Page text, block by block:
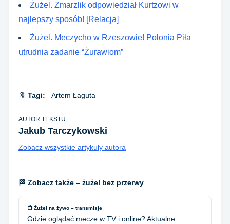
Żużel. Zmarzlik odpowiedział Kurtzowi w
najlepszy sposób! [Relacja]
Żużel. Meczycho w Rzeszowie! Polonia Piła
utrudnia zadanie “Żurawiom”
🔖 Tagi: Artem Łaguta
AUTOR TEKSTU:
Jakub Tarczykowski
Zobacz wszystkie artykuły autora
🏁 Zobacz także – żużel bez przerwy
📺 Żużel na żywo – transmisje
Gdzie oglądać mecze w TV i online? Aktualne